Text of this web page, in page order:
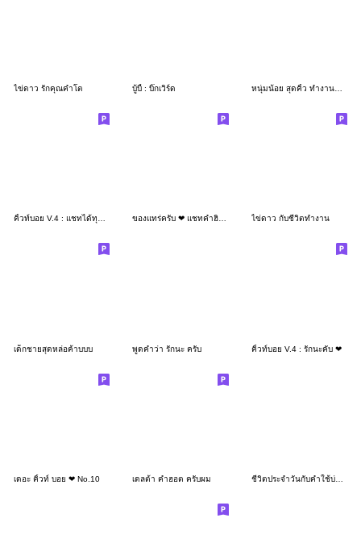
ไข่ดาว รักคุณคำโต บู้บี้ : บิ๊กเวิร์ด หนุ่มน้อย สุดคิ้ว ทำงานครับ WORK
คิ้วท์บอย V.4 : แชทได้ทุกวัน : ) ของแทร่ครับ ❤ แชทคำฮิตน่ารัก ไข่ดาว กับชีวิตทำงาน
เด็กชายสุดหล่อค้าบบบ พูดคำว่า รักนะ ครับ คิ้วท์บอย V.4 : รักนะคับ ❤
เดอะ คิ้วท์ บอย ❤ No.10 เดลต้า คำฮอต ครับผม ชีวิตประจำวันกับคำใช้บ่อยv.1(ครับ)